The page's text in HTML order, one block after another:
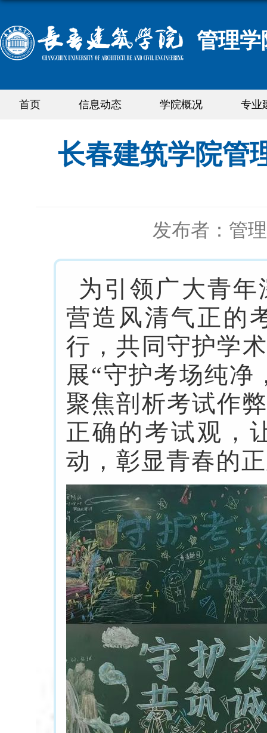
管理学
首页 信息动态 学院概况 专业
长春建筑学院管
发布者：管
为引领广大青
营造风清气正的
行，共同守护学
展“守护考场纯净
聚焦剖析考试作
正确的考试观，
动，彰显青春的